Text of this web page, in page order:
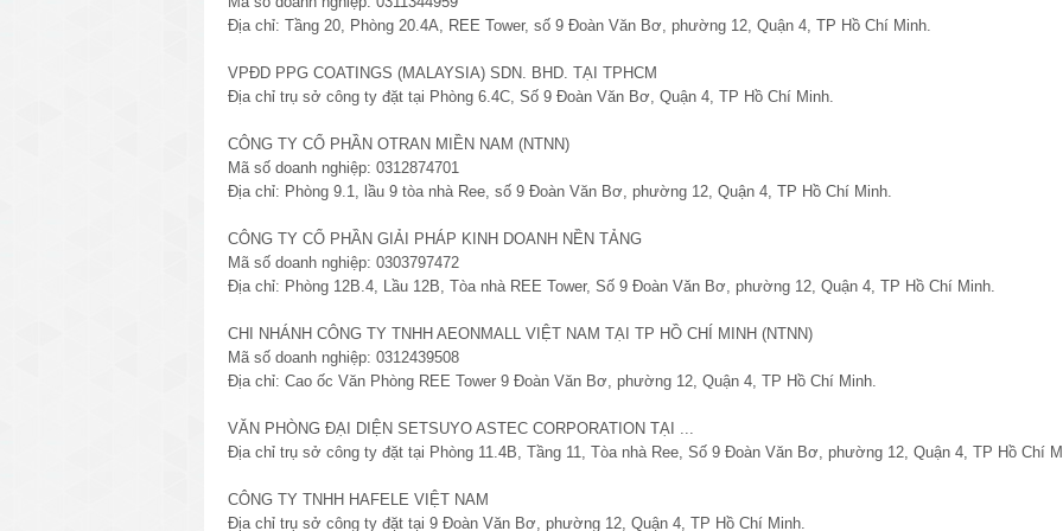
Địa chỉ: Tầng 20, Phòng 20.4A, REE Tower, số 9 Đoàn Văn Bơ, phường 12, Quận 4, TP Hồ Chí Minh.
VPĐD PPG COATINGS (MALAYSIA) SDN. BHD. TẠI TPHCM
Địa chỉ trụ sở công ty đặt tại Phòng 6.4C, Số 9 Đoàn Văn Bơ, Quận 4, TP Hồ Chí Minh.
CÔNG TY CỔ PHẦN OTRAN MIỀN NAM (NTNN)
Mã số doanh nghiệp: 0312874701
Địa chỉ: Phòng 9.1, lầu 9 tòa nhà Ree, số 9 Đoàn Văn Bơ, phường 12, Quận 4, TP Hồ Chí Minh.
CÔNG TY CỔ PHẦN GIẢI PHÁP KINH DOANH NỀN TẢNG
Mã số doanh nghiệp: 0303797472
Địa chỉ: Phòng 12B.4, Lầu 12B, Tòa nhà REE Tower, Số 9 Đoàn Văn Bơ, phường 12, Quận 4, TP Hồ Chí Minh.
CHI NHÁNH CÔNG TY TNHH AEONMALL VIỆT NAM TẠI TP HỒ CHÍ MINH (NTNN)
Mã số doanh nghiệp: 0312439508
Địa chỉ: Cao ốc Văn Phòng REE Tower 9 Đoàn Văn Bơ, phường 12, Quận 4, TP Hồ Chí Minh.
VĂN PHÒNG ĐẠI DIỆN SETSUYO ASTEC CORPORATION TẠI ...
Địa chỉ trụ sở công ty đặt tại Phòng 11.4B, Tầng 11, Tòa nhà Ree, Số 9 Đoàn Văn Bơ, phường 12, Quận 4, TP Hồ Chí
CÔNG TY TNHH HAFELE VIỆT NAM
Địa chỉ trụ sở công ty đặt tại 9 Đoàn Văn Bơ, phường 12, Quận 4, TP Hồ Chí Minh.